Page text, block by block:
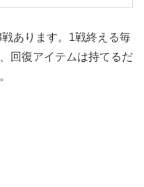
あります。1戦終える毎
回復アイテムは持てるだ